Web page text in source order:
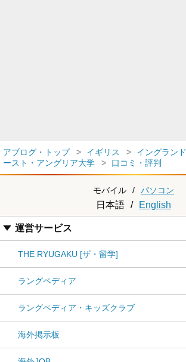
アブログ・トップ イギリス イングランド
ースト・アングリア大学
口コミ・評判
モバイル / パソコン
日本語 / English
運営サービス
THE RYUGAKU [ザ・留学]
ラングペディア
ラングペディア・キッズクラブ
海外掲示板